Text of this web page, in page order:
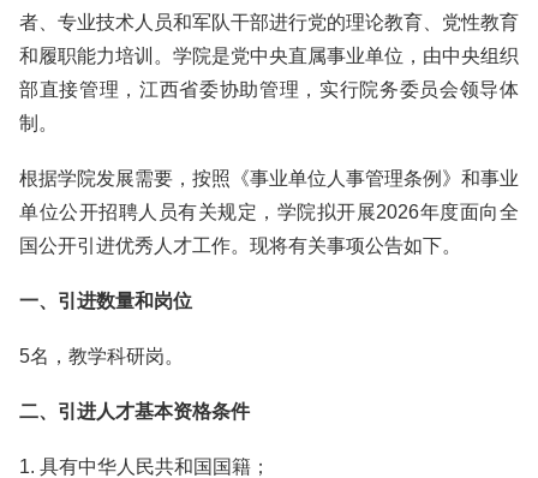
者、专业技术人员和军队干部进行党的理论教育、党性教育
和履职能力培训。学院是党中央直属事业单位，由中央组织
部直接管理，江西省委协助管理，实行院务委员会领导体
制。
根据学院发展需要，按照《事业单位人事管理条例》和事业
单位公开招聘人员有关规定，学院拟开展2026年度面向全
国公开引进优秀人才工作。现将有关事项公告如下。
一、引进数量和岗位
5名，教学科研岗。
二、引进人才基本资格条件
1. 具有中华人民共和国国籍；